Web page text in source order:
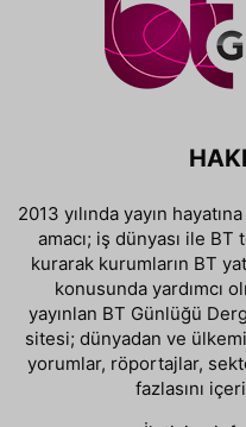
2013 yılında yayın
amacı; iş dünyası ile
kurarak kurumların BT
konusunda yardımcı
yayınlan BT Günlüğü
sitesi; dünyadan ve
yorumlar, röportajlar,
fazlasını